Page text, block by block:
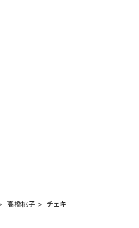
高橋桃子 チェキ